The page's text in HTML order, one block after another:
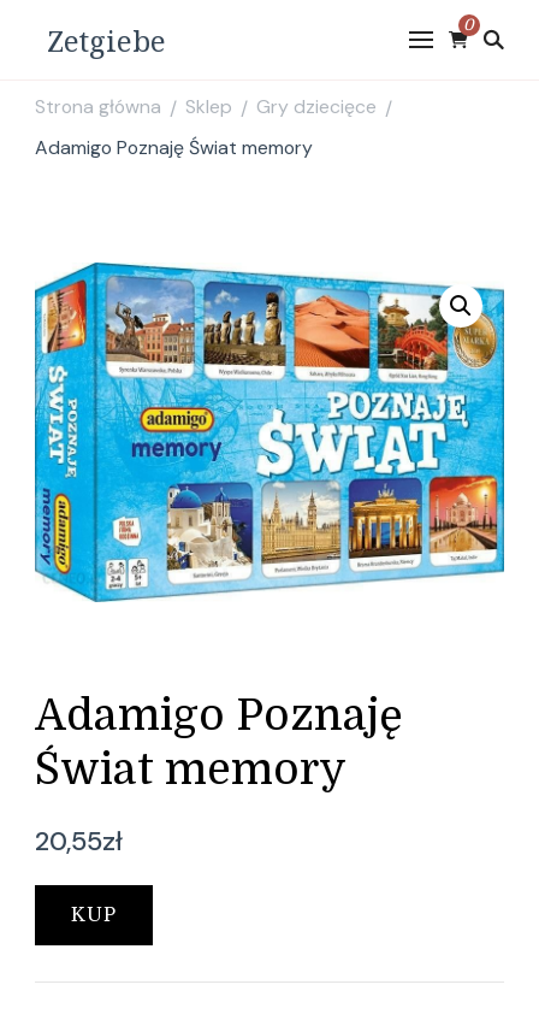
Zetgiebe 0
Strona główna / Sklep / Gry dziecięce /
Adamigo Poznaję Świat memory
Adamigo Poznaję
Świat memory
20,55zł
KUP